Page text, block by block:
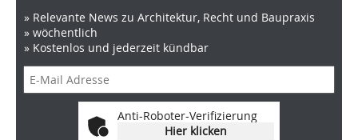
» Relevante News zu Architektur, Recht und Baupraxis
» wöchentlich
» Kostenlos und jederzeit kündbar
Anti-Roboter-Verifizierung
Hier klicken